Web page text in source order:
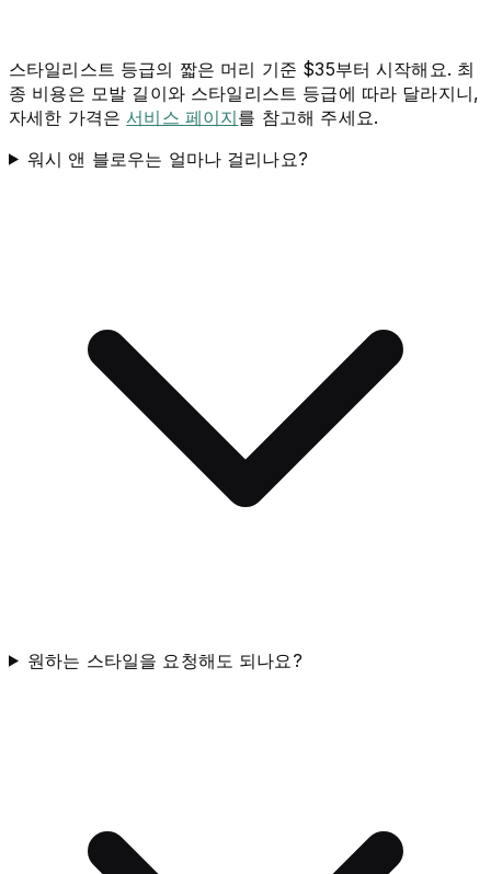
스타일리스트 등급의 짧은 머리 기준 $35부터 시작해요. 최
종 비용은 모발 길이와 스타일리스트 등급에 따라 달라지니,
자세한 가격은서비스 페이지를 참고해 주세요.
워시 앤 블로우는 얼마나 걸리나요?
원하는 스타일을 요청해도 되나요?